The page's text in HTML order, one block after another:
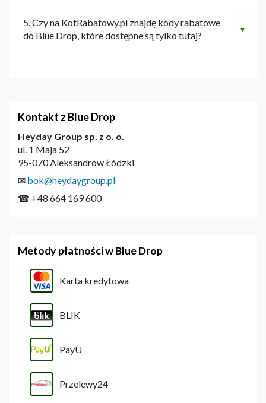
5. Czy na KotRabatowy.pl znajdę kody rabatowe
do Blue Drop, które dostępne są tylko tutaj?
▼
Kontakt z Blue Drop
Heyday Group sp. z o. o.
ul. 1 Maja 52
95-070 Aleksandrów Łódzki
✉ bok@heydaygroup.pl
☎ +48 664 169 600
Metody płatności w Blue Drop
Karta kredytowa
BLIK
PayU
Przelewy24